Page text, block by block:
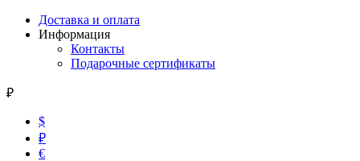
Доставка и оплата
Информация
Контакты
Подарочные сертификаты
₽
$
₽
€